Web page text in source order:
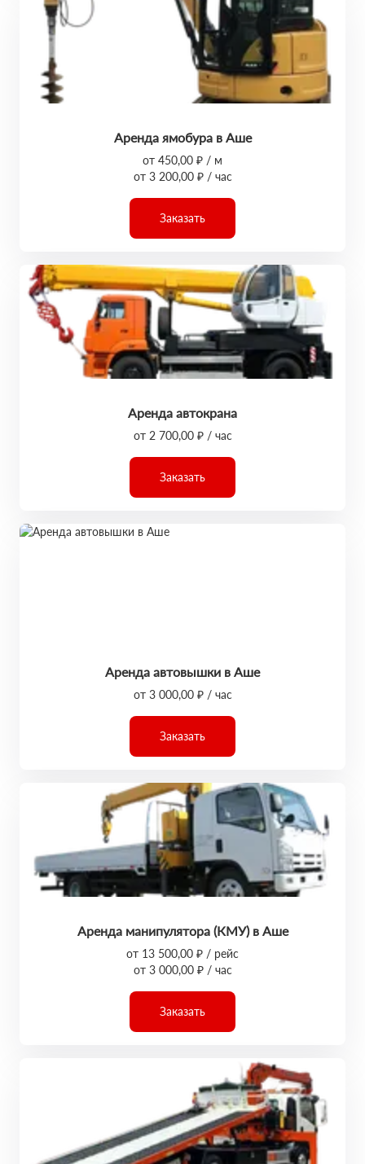
Аренда ямобура в Аше
от 450,00 ₽ / м
от 3 200,00 ₽ / час
Заказать
Аренда автокрана
от 2 700,00 ₽ / час
Заказать
Аренда автовышки в Аше
от 3 000,00 ₽ / час
Заказать
Аренда манипулятора (КМУ) в Аше
от 13 500,00 ₽ / рейс
от 3 000,00 ₽ / час
Заказать